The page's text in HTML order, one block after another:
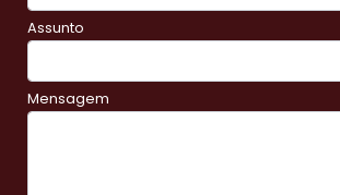
Assunto
Mensagem